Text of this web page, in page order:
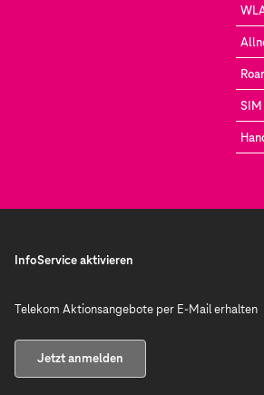
InfoService aktivieren
Telekom Aktionsangebote per E-Mail erhalten
Jetzt anmelden